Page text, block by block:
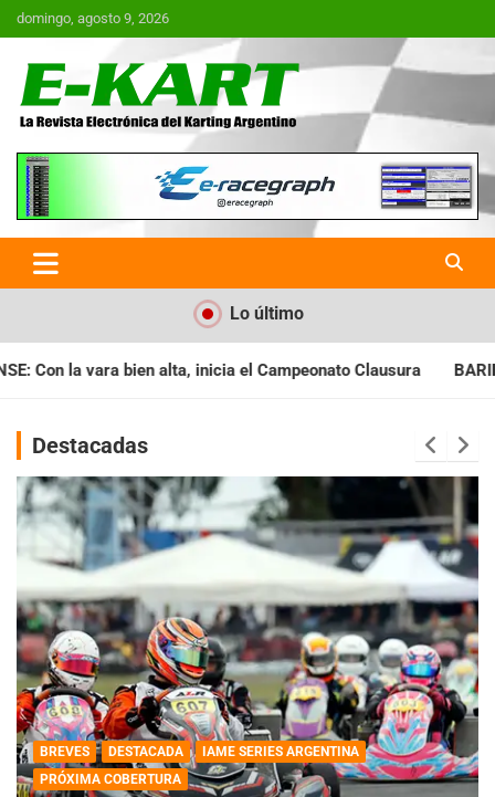
Saltar
al
domingo, agosto 9, 2026
E-Kart.com.ar | La Revista
Electrónica del Karting en
Argentina
Lo último
Campeonato Clausura BARILOCHENSE: Preparan una
Destacadas
BREVES DESTACADA
IAME SERIES ARGENTINA
PRÓXIMA COBERTURA